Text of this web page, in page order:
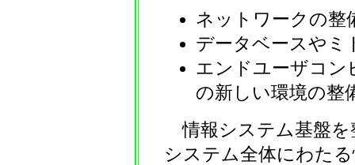
ネットワークの整
データベースやミ
エンドユーザコン
の新しい環境の整
情報システム基盤を
システム全体にわた